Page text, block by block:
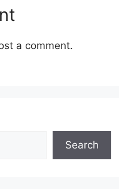
a comment.
Search